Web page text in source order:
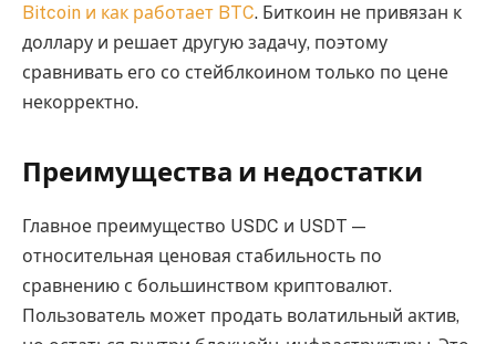
Bitcoin и как работает BTC. Биткоин не привязан к
доллару и решает другую задачу, поэтому
сравнивать его со стейблкоином только по цене
некорректно.
Преимущества и недостатки
Главное преимущество USDC и USDT —
относительная ценовая стабильность по
сравнению с большинством криптовалют.
Пользователь может продать волатильный актив,